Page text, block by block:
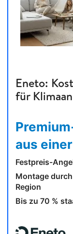
Eneto:
für
aus
Festpreis-
Montage
Region
Bis zu 70 %